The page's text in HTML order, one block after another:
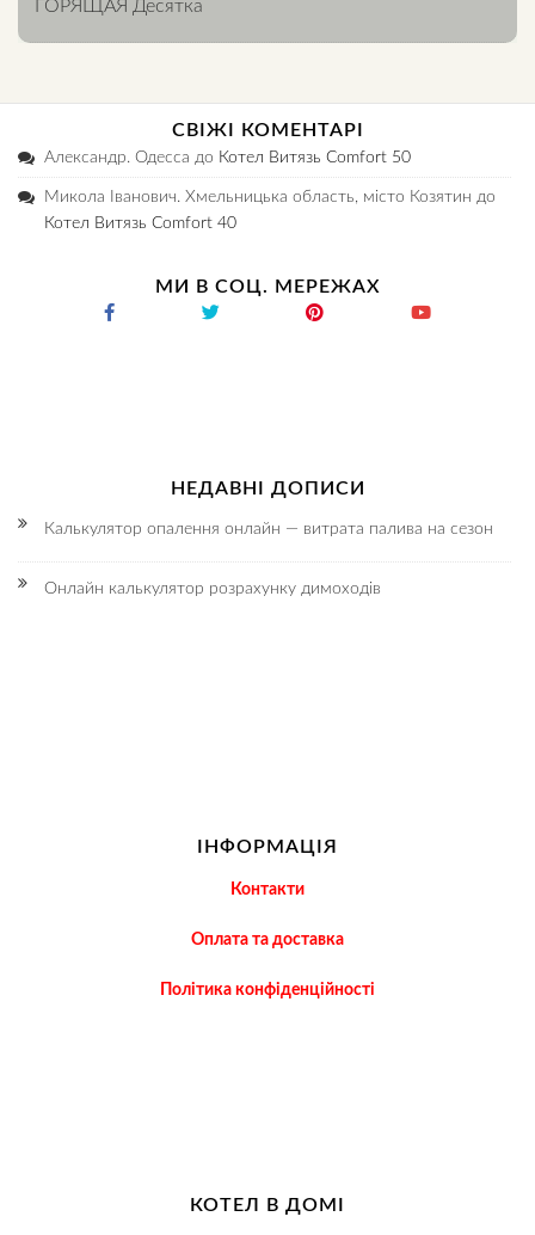
ГОРЯЩАЯ Десятка
СВІЖІ КОМЕНТАРІ
Александр. Одесса до Котел Витязь Comfort 50
Микола Іванович. Хмельницька область, місто Козятин до
Котел Витязь Comfort 40
МИ В СОЦ. МЕРЕЖАХ
НЕДАВНІ ДОПИСИ
Калькулятор опалення онлайн — витрата палива на сезон
Онлайн калькулятор розрахунку димоходів
ІНФОРМАЦІЯ
Контакти
Оплата та доставка
Політика конфіденційності
КОТЕЛ В ДОМІ